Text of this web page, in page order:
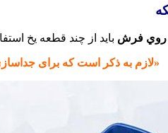
روي فرش باید از چند قطعه یخ
«لازم به ذکر است که برای